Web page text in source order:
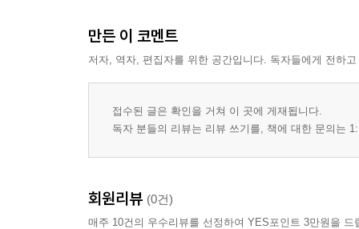
만든 이 코멘트
저자, 역자, 편집자를 위한 공간입니다. 독자들에게 전하
접수된 글은 확인을 거쳐 이 곳에 게재됩니다.
독자 분들의 리뷰는 리뷰 쓰기를, 책에 대한 문의는
회원리뷰 (0건)
매주 10건의 우수리뷰를 선정하여 YES포인트 3만원을 드